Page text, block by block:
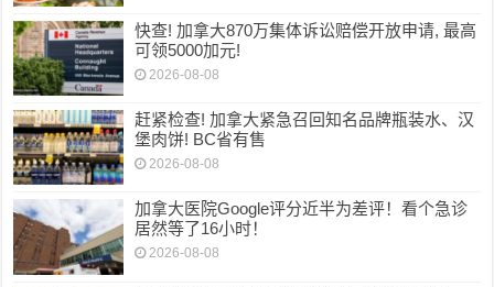
快查! 加拿大870万集体诉讼赔偿开放申请, 最高
可领5000加元!
2026-08-08
赶紧检查! 加拿大紧急召回知名品牌瓶装水、汉
堡肉饼! BC省有售
2026-08-08
加拿大医院Google评分近半为差评！看个急诊
居然等了16小时！
2026-08-08